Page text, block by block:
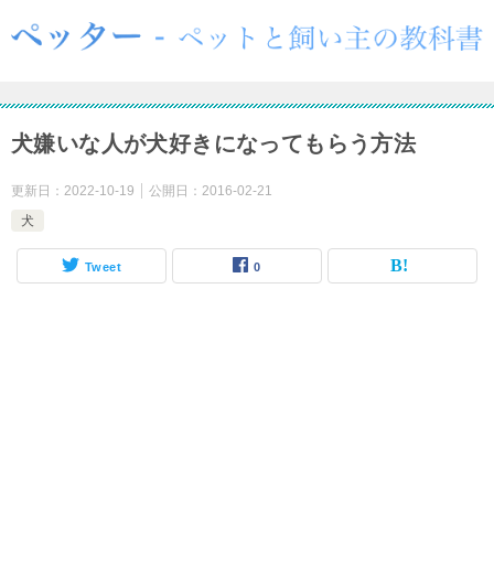
犬嫌いな人が犬好きになってもらう方法
更新日： 2022-10-19 公開日： 2016-02-21
犬
Tweet 0